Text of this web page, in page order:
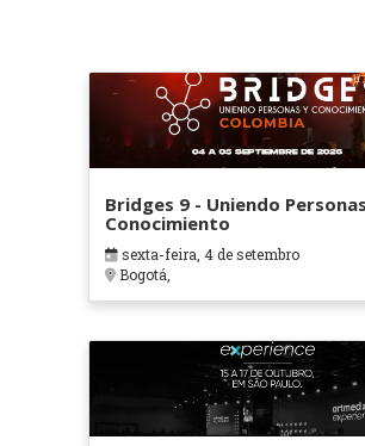
Bridges 9 - Uniendo
Conocimiento
sexta-feira, 4 de setembro
Bogotá,